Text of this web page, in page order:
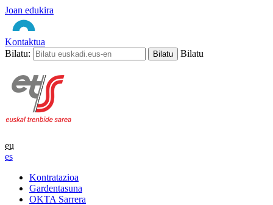
Joan edukira
Kontaktua
Bilatu:
Bilatu
eu
es
Kontratazioa
Gardentasuna
OKTA Sarrera